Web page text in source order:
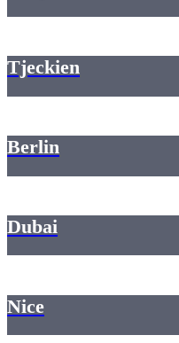
Tjeckien
Berlin
Dubai
Nice